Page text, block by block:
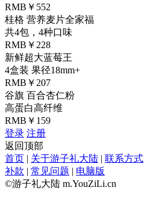
RMB￥552
桂格 营养麦片全家福
共4包，4种口味
RMB￥228
新鲜超大蓝莓王
4盒装 果径18mm+
RMB￥207
谷旗 百合杏仁粉
高蛋白高纤维
RMB￥159
登录 注册
返回顶部
首页 | 关于游子礼大陆 | 联系方式
补款 | 常见问题 | 电脑版
©游子礼大陆 m.YouZiLi.cn